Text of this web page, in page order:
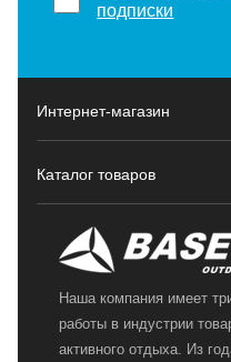
подписки
Интернет-магазин
Каталог товаров
Наша компания имеет
работы в индустрии
активного отдыха. Из